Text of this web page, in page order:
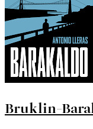
Bruklin-